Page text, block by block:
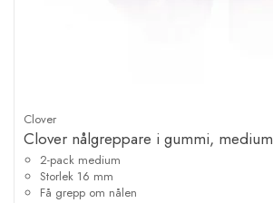
Clover
Clover nålgreppare i gummi, medium
2-pack medium
Storlek 16 mm
Få grepp om nålen